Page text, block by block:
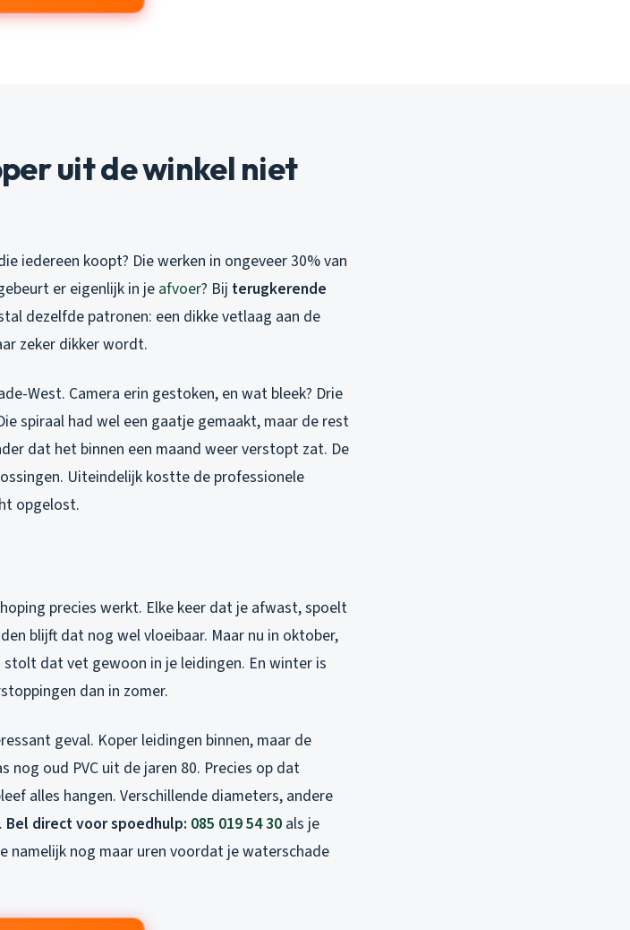
uit de winkel niet
iedereen koopt? Die werken in ongeveer 30% van
er eigenlijk in je afvoer? Bij terugkerende
dezelfde patronen: een dikke vetlaag aan de
zeker dikker wordt.
West. Camera erin gestoken, en wat bleek? Drie
spiraal had wel een gaatje gemaakt, maar de rest
dat het binnen een maand weer verstopt zat. De
Uiteindelijk kostte de professionele
opgelost.
precies werkt. Elke keer dat je afwast, spoelt
blijft dat nog wel vloeibaar. Maar nu in oktober,
stolt dat vet gewoon in je leidingen. En winter is
dan in zomer.
geval. Koper leidingen binnen, maar de
oud PVC uit de jaren 80. Precies op dat
alles hangen. Verschillende diameters, andere
Bel direct voor spoedhulp: 085 019 54 30 als je
nog maar uren voordat je waterschade